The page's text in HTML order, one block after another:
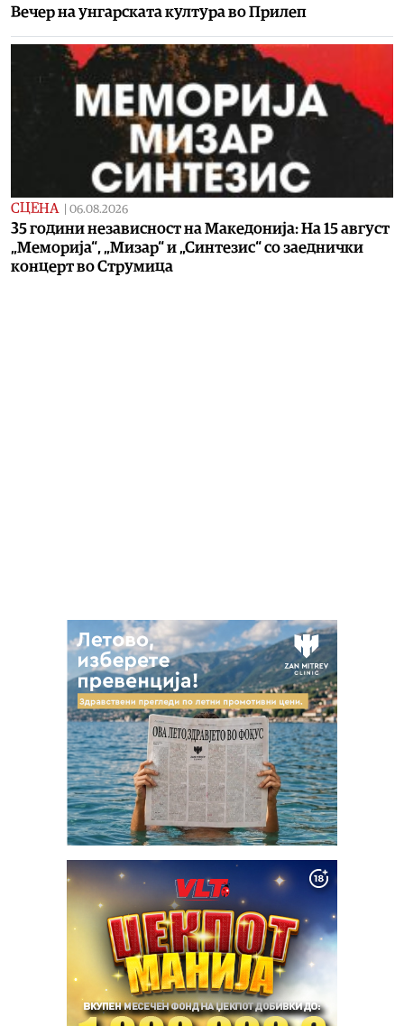
Вечер на унгарската култура во Прилеп
СЦЕНА 06.08.2026
35 години независност на Македонија: На 15 август
„Меморија“, „Мизар“ и „Синтезис“ со заеднички
концерт во Струмица